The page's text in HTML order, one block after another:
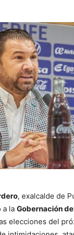
, exalcalde de
a la Gobernación
elecciones del